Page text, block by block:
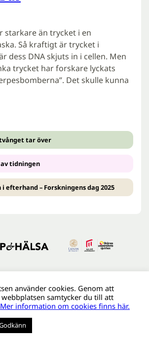
starkare än trycket i en
Så kraftigt är trycket i
dess DNA skjuts in i cellen. Men
trycket har forskare lyckats
Det skulle kunna
tvånget tar över
tidningen
efterhand – Forskningens dag 2025
använder cookies. Genom att
samtycker du till att
Mer information om cookies finns här.